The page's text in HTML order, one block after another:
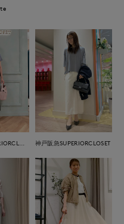
神戸阪急SUPERIORCLOSET